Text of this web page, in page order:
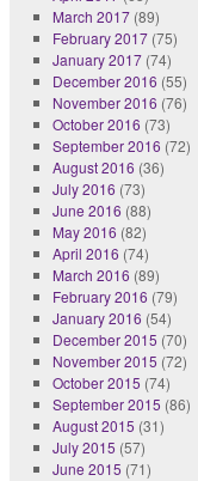
March 2017(89)
February 2017(75)
January 2017(74)
December 2016 (55)
November 2016 (76)
October 2016 (73)
September 2016 (72)
August 2016 (36)
July 2016 (73)
June 2016 (88)
May 2016 (82)
April 2016 (74)
March 2016 (89)
February 2016 (79)
January 2016 (54)
December 2015 (70)
November 2015 (72)
October 2015 (74)
September 2015 (86)
August 2015 (31)
July 2015 (57)
June 2015 (71)